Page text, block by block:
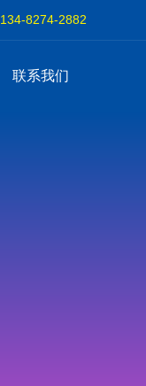
134-8274-2882
联系我们